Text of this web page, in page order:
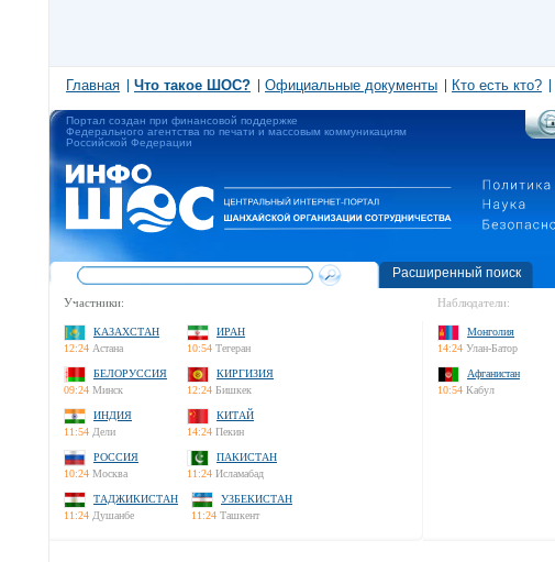
Главная Что такое ШОС? Официальные документы Кто есть кто?
Портал создан при финансовой поддержке
Федерального агентства по печати и массовым коммуникациям
Российской Федерации
Расширенный поиск
Участники:
КАЗАХСТАН
12:24 Астана
ИРАН
10:54 Тегеран
БЕЛОРУССИЯ
09:24 Минск
КИРГИЗИЯ
12:24 Бишкек
ИНДИЯ
11:54 Дели
КИТАЙ
14:24 Пекин
РОССИЯ
10:24 Москва
ПАКИСТАН
11:24 Исламабад
ТАДЖИКИСТАН
11:24 Душанбе
УЗБЕКИСТАН
11:24 Ташкент
Наблюдатели:
Монголия
14:24 Улан-Батор
Афганистан
10:54 Кабул